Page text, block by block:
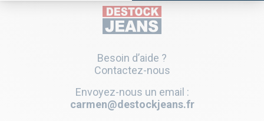
Besoin d’aide ?
Contactez-nous
Envoyez-nous un email :
carmen@destockjeans.fr